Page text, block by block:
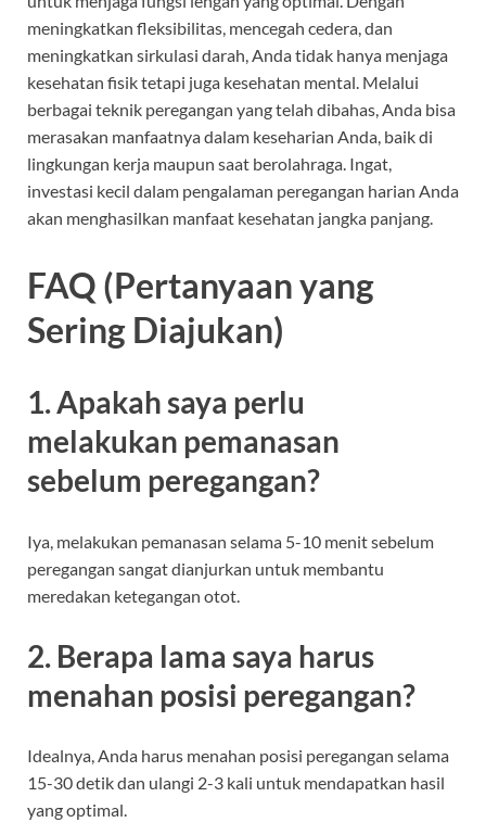
meningkatkan fleksibilitas, mencegah cedera, dan
meningkatkan sirkulasi darah, Anda tidak hanya menjaga
kesehatan fisik tetapi juga kesehatan mental. Melalui
berbagai teknik peregangan yang telah dibahas, Anda bisa
merasakan manfaatnya dalam keseharian Anda, baik di
lingkungan kerja maupun saat berolahraga. Ingat,
investasi kecil dalam pengalaman peregangan harian Anda
akan menghasilkan manfaat kesehatan jangka panjang.
FAQ (Pertanyaan yang
Sering Diajukan)
1. Apakah saya perlu
melakukan pemanasan
sebelum peregangan?
Iya, melakukan pemanasan selama 5-10 menit sebelum
peregangan sangat dianjurkan untuk membantu
meredakan ketegangan otot.
2. Berapa lama saya harus
menahan posisi peregangan?
Idealnya, Anda harus menahan posisi peregangan selama
15-30 detik dan ulangi 2-3 kali untuk mendapatkan hasil
yang optimal.